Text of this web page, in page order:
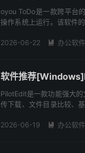
oyou ToDo是一款跨平台
操作系统上运行。该软件
2026-06-22
 办公软件
软件推荐
PilotEdit是一款功能强大
传下载、文件目录比较、
2026-06-19
 办公软件